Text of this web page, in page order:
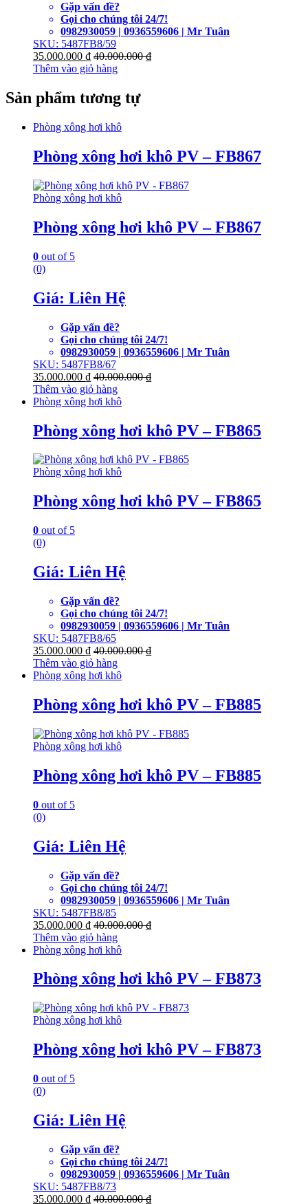
Gặp vấn đề?
Gọi cho chúng tôi 24/7!
0982930059 | 0936559606 | Mr Tuân
SKU: 5487FB8/59
35.000.000 ₫ 40.000.000₫
Thêm vào giỏ hàng
Sản phẩm tương tự
Phòng xông hơi khô
Phòng xông hơi khô PV – FB867
Phòng xông hơi khô
Phòng xông hơi khô PV – FB867
0 out of 5
(0)
Giá: Liên Hệ
Gặp vấn đề?
Gọi cho chúng tôi 24/7!
0982930059 | 0936559606 | Mr Tuân
SKU: 5487FB8/67
35.000.000 ₫ 40.000.000₫
Thêm vào giỏ hàng
Phòng xông hơi khô
Phòng xông hơi khô PV – FB865
Phòng xông hơi khô
Phòng xông hơi khô PV – FB865
0 out of 5
(0)
Giá: Liên Hệ
Gặp vấn đề?
Gọi cho chúng tôi 24/7!
0982930059 | 0936559606 | Mr Tuân
SKU: 5487FB8/65
35.000.000 ₫ 40.000.000₫
Thêm vào giỏ hàng
Phòng xông hơi khô
Phòng xông hơi khô PV – FB885
Phòng xông hơi khô
Phòng xông hơi khô PV – FB885
0 out of 5
(0)
Giá: Liên Hệ
Gặp vấn đề?
Gọi cho chúng tôi 24/7!
0982930059 | 0936559606 | Mr Tuân
SKU: 5487FB8/85
35.000.000 ₫ 40.000.000₫
Thêm vào giỏ hàng
Phòng xông hơi khô
Phòng xông hơi khô PV – FB873
Phòng xông hơi khô
Phòng xông hơi khô PV – FB873
0 out of 5
(0)
Giá: Liên Hệ
Gặp vấn đề?
Gọi cho chúng tôi 24/7!
0982930059 | 0936559606 | Mr Tuân
SKU: 5487FB8/73
35.000.000 ₫ 40.000.000₫